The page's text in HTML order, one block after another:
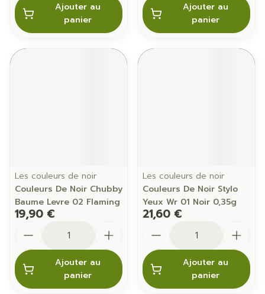
Ajouter au
panier
Ajouter au
panier
Les couleurs de noir
Couleurs De Noir Chubby
Baume Levre 02 Flaming
19,90 €
Ajouter au
panier
Les couleurs de noir
Couleurs De Noir Stylo
Yeux Wr 01 Noir 0,35g
21,60 €
Ajouter au
panier